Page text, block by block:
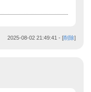
2025-08-02 21:49:41 - [削除]